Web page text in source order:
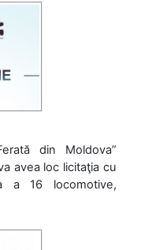
din Moldova”
avea loc licitaţia cu
a 16 locomotive,